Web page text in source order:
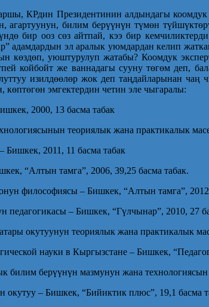
КРдин Президентинин алдындагы
агартуунун, билим берүүнүн түмөн
бир ооз сөз айтпай, кээ бир
адамдардын эл аралык уюмдардан келип
көздөп, уюштурулуп жатабы? Коомдук
койбойт же ваннадагы сууну төгөм деп,
изилдөөлөр жок деп таңдайларынан
көптөгөн эмгектердин четин эле чыгаралы:
2000, 13 басма табак
теориялык жана практикалык
2011, 11 басма табак
“Алтын тамга”, 2006, 39,25 басма табак.
философиясы – Бишкек, “Алтын тамга”,
педагогикасы – Бишкек, “Гүлчынар”, 2010, 27
окутуунун теориялык жана практикалык
науки в Кыргызстане – Бишкек,
билим берүүнүн мазмунун жана
– Бишкек, “Бийиктик плюс”, 19,1 басма